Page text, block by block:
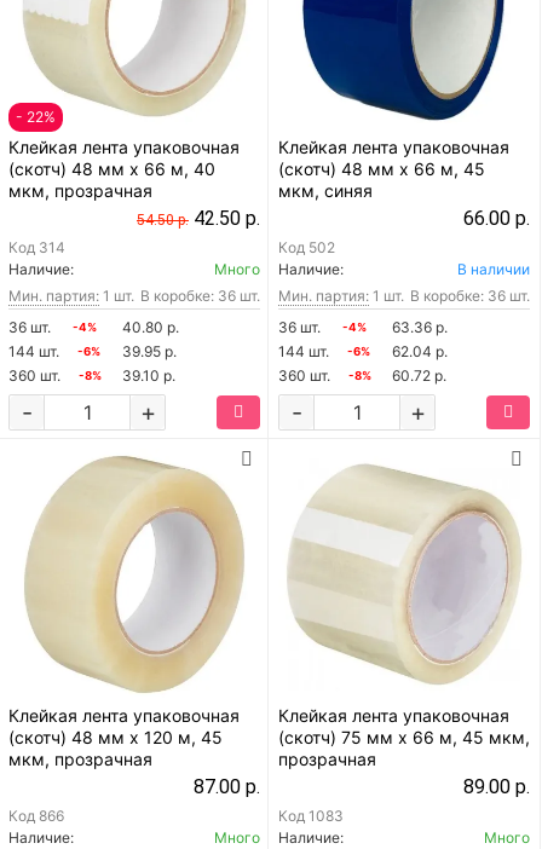
- 22%
Клейкая лента упаковочная
(скотч) 48 мм х 66 м, 40
мкм, прозрачная
54.50 р. 42.50 р.
Код 314
Наличие:
Много
Мин. партия: 1 шт. В коробке: 36 шт.
36 шт.
-4%
40.80 р.
144 шт.
-6%
39.95 р.
360 шт.
-8% 39.10 р.
+
-
Клейкая лента упаковочная
(скотч) 48 мм х 66 м, 45
мкм, синяя
66.00 р.
Код 502
Наличие:
В наличии
Мин. партия: 1 шт. В коробке: 36 шт.
36 шт.
-4%
63.36 р.
144 шт.
-6%
62.04 р.
360 шт.
-8% 60.72 р.
+
-
Клейкая лента упаковочная
(скотч) 48 мм х 120 м, 45
мкм, прозрачная
87.00 р.
Код 866
Наличие:
Много
Клейкая лента упаковочная
(скотч) 75 мм х 66 м, 45 мкм,
прозрачная
89.00 р.
Код 1083
Наличие:
Много